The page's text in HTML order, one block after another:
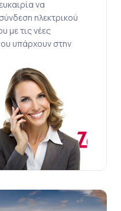
να
ηλεκτρικού
με τις νέες
υπάρχουν στην